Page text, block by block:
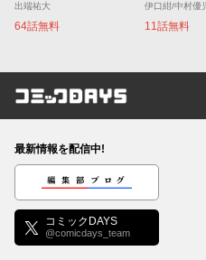
出端祐大
64話無料
伊口紺/中村優
11話無料
コミックDAYS
最新情報を配信中!
編集部ブログ
コミックDAYS
@comicdays_team